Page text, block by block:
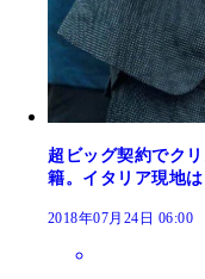
超ビッグ契約でク
籍。イタリア現地
2018年07月24日 06:00